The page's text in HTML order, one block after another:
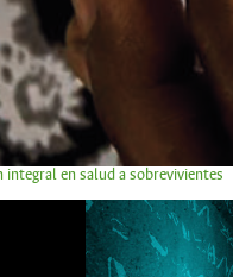
en salud a sobrevivientes